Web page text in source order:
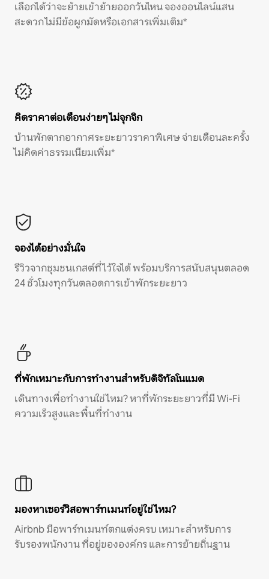
เลือกได้ว่าจะย้ายเข้าย้ายออกวันไหน จองออนไลน์แสน
สะดวก ไม่มีข้อผูกมัดหรือเอกสารเพิ่มเติม*
คิดราคาต่อเดือนง่ายๆ ไม่จุกจิก
บ้านพักตากอากาศระยะยาวราคาพิเศษ จ่ายเดือนละครั้ง
ไม่คิดค่าธรรมเนียมเพิ่ม*
จองได้อย่างมั่นใจ
รีวิวจากชุมชนเกสต์ที่ไว้ใจได้ พร้อมบริการสนับสนุนตลอด
24 ชั่วโมงทุกวันตลอดการเข้าพักระยะยาว
ที่พักเหมาะกับการทำงานสำหรับดิจิทัลโนแมด
เดินทางเพื่อทำงานใช่ไหม? หาที่พักระยะยาวที่มี Wi-Fi
ความเร็วสูงและพื้นที่ทำงาน
มองหาเซอร์วิสอพาร์ทเมนท์อยู่ใช่ไหม?
Airbnb มีอพาร์ทเมนท์ตกแต่งครบ เหมาะสำหรับการ
รับรองพนักงาน ที่อยู่ขององค์กร และการย้ายถิ่นฐาน